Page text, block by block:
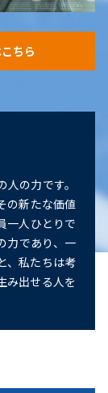
ちら
の力です。
の新たな価値
一人ひとりで
力であり、一
、私たちは考
み出せる人を